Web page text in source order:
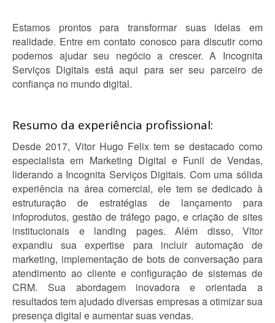
Estamos prontos para transformar suas ideias em
realidade. Entre em contato conosco para discutir como
podemos ajudar seu negócio a crescer. A Incognita
Serviços Digitais está aqui para ser seu parceiro de
confiança no mundo digital.
Resumo da experiência profissional:
Desde 2017, Vitor Hugo Felix tem se destacado como
especialista em Marketing Digital e Funil de Vendas,
liderando a Incognita Serviços Digitais. Com uma sólida
experiência na área comercial, ele tem se dedicado à
estruturação de estratégias de lançamento para
infoprodutos, gestão de tráfego pago, e criação de sites
institucionais e landing pages. Além disso, Vitor
expandiu sua expertise para incluir automação de
marketing, implementação de bots de conversação para
atendimento ao cliente e configuração de sistemas de
CRM. Sua abordagem inovadora e orientada a
resultados tem ajudado diversas empresas a otimizar sua
presença digital e aumentar suas vendas.